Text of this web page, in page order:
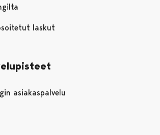
laskut
asiakaspalvelu